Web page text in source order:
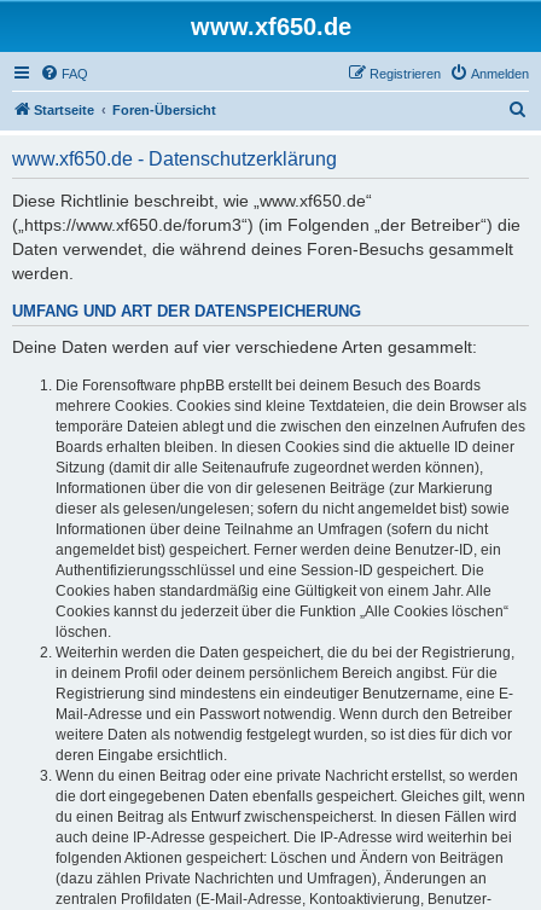
www.xf650.de
FAQ Anmelden
Registrieren
Startseite Foren-Übersicht
www.xf650.de - Datenschutzerklärung
Diese Richtlinie beschreibt, wie „www.xf650.de“
(„https://www.xf650.de/forum3“) (im Folgenden „der Betreiber“) die
Daten verwendet, die während deines Foren-Besuchs gesammelt
werden.
UMFANG UND ART DER DATENSPEICHERUNG
Deine Daten werden auf vier verschiedene Arten gesammelt:
Die Forensoftware phpBB erstellt bei deinem Besuch des Boards
mehrere Cookies. Cookies sind kleine Textdateien, die dein Browser als
temporäre Dateien ablegt und die zwischen den einzelnen Aufrufen des
Boards erhalten bleiben. In diesen Cookies sind die aktuelle ID deiner
Sitzung (damit dir alle Seitenaufrufe zugeordnet werden können),
Informationen über die von dir gelesenen Beiträge (zur Markierung
dieser als gelesen/ungelesen; sofern du nicht angemeldet bist) sowie
Informationen über deine Teilnahme an Umfragen (sofern du nicht
angemeldet bist) gespeichert. Ferner werden deine Benutzer-ID, ein
Authentifizierungsschlüssel und eine Session-ID gespeichert. Die
Cookies haben standardmäßig eine Gültigkeit von einem Jahr. Alle
Cookies kannst du jederzeit über die Funktion „Alle Cookies löschen“
löschen.
Weiterhin werden die Daten gespeichert, die du bei der Registrierung,
in deinem Profil oder deinem persönlichem Bereich angibst. Für die
Registrierung sind mindestens ein eindeutiger Benutzername, eine E-
Mail-Adresse und ein Passwort notwendig. Wenn durch den Betreiber
weitere Daten als notwendig festgelegt wurden, so ist dies für dich vor
deren Eingabe ersichtlich.
Wenn du einen Beitrag oder eine private Nachricht erstellst, so werden
die dort eingegebenen Daten ebenfalls gespeichert. Gleiches gilt, wenn
du einen Beitrag als Entwurf zwischenspeicherst. In diesen Fällen wird
auch deine IP-Adresse gespeichert. Die IP-Adresse wird weiterhin bei
folgenden Aktionen gespeichert: Löschen und Ändern von Beiträgen
(dazu zählen Private Nachrichten und Umfragen), Änderungen an
zentralen Profildaten (E-Mail-Adresse, Kontoaktivierung, Benutzer-